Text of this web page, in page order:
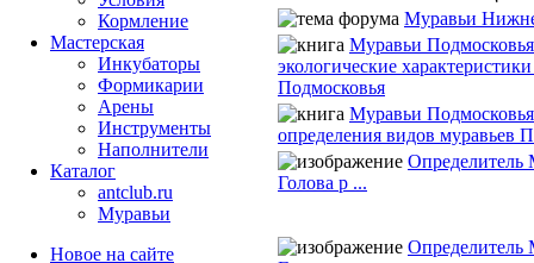
Муравьи
Муравьи Подмосковья
экологические
Подмосковья
Муравьи Подмосковья
определения видов муравьев
Определитель
Голова р ...
Определитель
Кормление
Мастерская
Инкубаторы
Формикарии
Арены
Инструменты
Наполнители
Каталог
antclub.ru
Муравьи
Новое на сайте